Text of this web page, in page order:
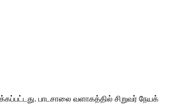
பாடசாலை வளாகத்தில் சிறுவர் நேயக்